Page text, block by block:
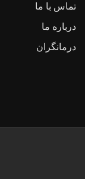
تماس با ما
درباره ما
درمانگران